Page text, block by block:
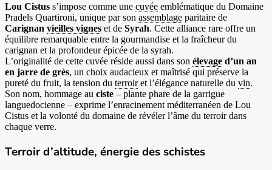
Lou Cistus s’impose comme une cuvée emblématique du Domaine
Pradels Quartironi, unique par son assemblage paritaire de
Carignan vieilles vignes et de Syrah. Cette alliance rare offre un
équilibre remarquable entre la gourmandise et la fraîcheur du
carignan et la profondeur épicée de la syrah.
L’originalité de cette cuvée réside aussi dans son élevage d’un an
en jarre de grès, un choix audacieux et maîtrisé qui préserve la
pureté du fruit, la tension du terroiret l’élégance naturelle du vin.
Son nom, hommage au ciste – plante phare de la garrigue
languedocienne – exprime l’enracinement méditerranéen de Lou
Cistus et la volonté du domaine de révéler l’âme du terroir dans
chaque verre.
Terroir d’altitude, énergie des schistes